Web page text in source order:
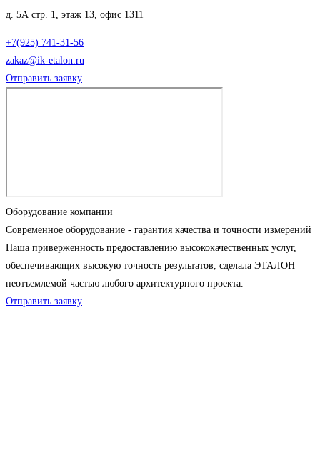
д. 5А стр. 1, этаж 13, офис 1311
+7(925) 741-31-56
zakaz@ik-etalon.ru
Отправить заявку
Оборудование компании
Современное оборудование - гарантия качества и точности измерений
Наша приверженность предоставлению высококачественных услуг,
обеспечивающих высокую точность результатов, сделала ЭТАЛОН
неотъемлемой частью любого архитектурного проекта.
Отправить заявку